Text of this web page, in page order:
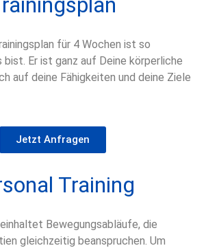
für 4 Wochen ist so
bist. Er ist ganz auf Deine körperliche
auf deine Fähigkeiten und deine Ziele
Jetzt Anfragen
Training
Bewegungsabläufe, die
gleichzeitig beanspruchen. Um